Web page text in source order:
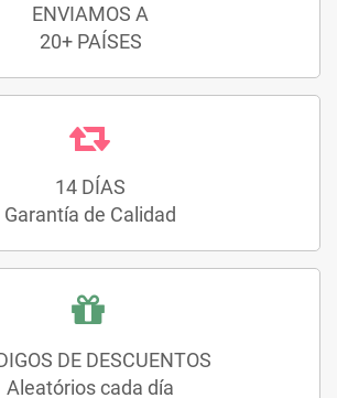
ENVIAMOS A
20+ PAÍSES
14 DÍAS
Garantía de Calidad
DE DESCUENTOS
Aleatórios cada día